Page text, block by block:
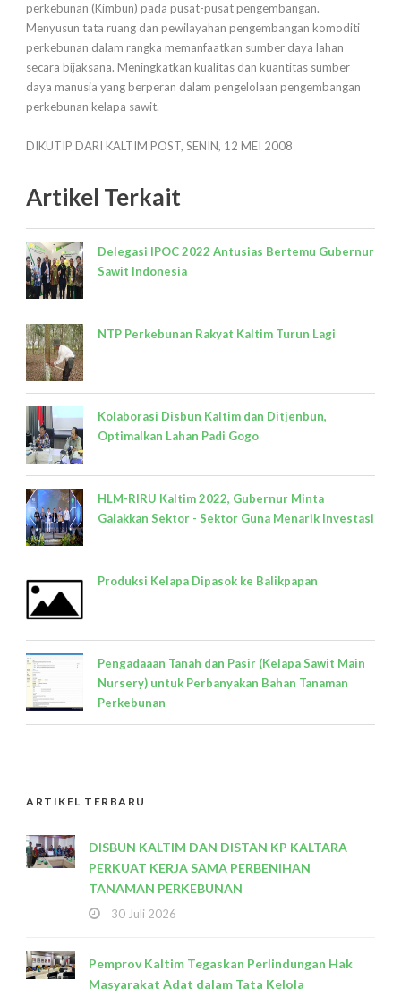
perkebunan (Kimbun) pada pusat-pusat pengembangan.
Menyusun tata ruang dan pewilayahan pengembangan komoditi
perkebunan dalam rangka memanfaatkan sumber daya lahan
secara bijaksana. Meningkatkan kualitas dan kuantitas sumber
daya manusia yang berperan dalam pengelolaan pengembangan
perkebunan kelapa sawit.
DIKUTIP DARI KALTIM POST, SENIN, 12 MEI 2008
Artikel Terkait
Delegasi IPOC 2022 Antusias Bertemu Gubernur
Sawit Indonesia
NTP Perkebunan Rakyat Kaltim Turun Lagi
Kolaborasi Disbun Kaltim dan Ditjenbun,
Optimalkan Lahan Padi Gogo
HLM-RIRU Kaltim 2022, Gubernur Minta
Galakkan Sektor - Sektor Guna Menarik Investasi
Produksi Kelapa Dipasok ke Balikpapan
Pengadaaan Tanah dan Pasir (Kelapa Sawit Main
Nursery) untuk Perbanyakan Bahan Tanaman
Perkebunan
ARTIKEL TERBARU
DISBUN KALTIM DAN DISTAN KP KALTARA
PERKUAT KERJA SAMA PERBENIHAN
TANAMAN PERKEBUNAN
30 Juli 2026
Pemprov Kaltim Tegaskan Perlindungan Hak
Masyarakat Adat dalam Tata Kelola